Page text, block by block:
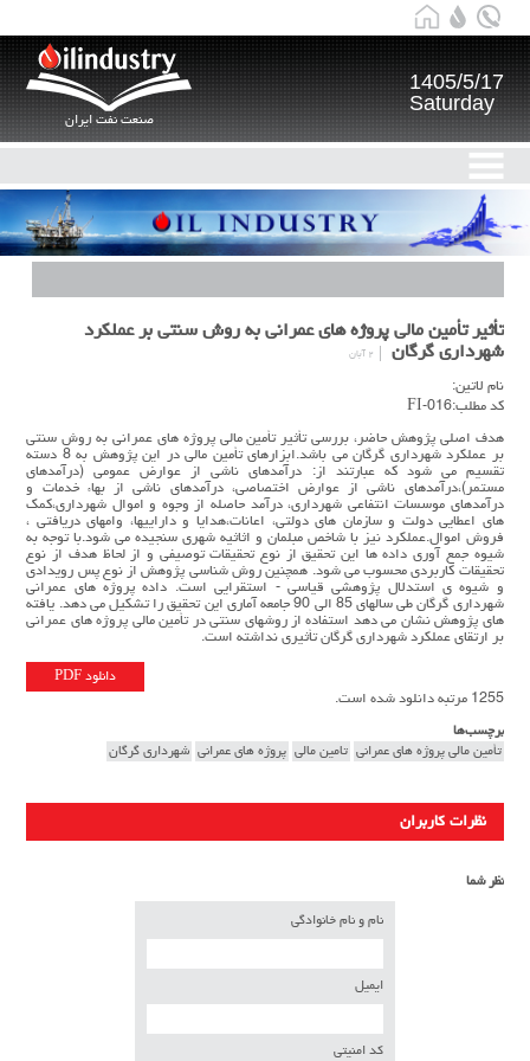
صنعت نفت ایران
1405/5/17
Saturday
تأثیر تأمین مالی پروژه هاي عمرانی به روش سنتی بر عملکرد
شهرداري گرگان
۲ آبان
نام لاتین:
کد مطلب:FI-016
هدف اصلی پژوهش حاضر، بررسی تأثیر تأمین مالی پروژه هاي عمرانی به روش سنتی
بر عملکرد شهرداري گرگان می باشد.ابزارهاي تأمین مالی در این پژوهش به 8 دسته
تقسیم می شود که عبارتند از: درآمدهاي ناشی از عوارض عمومی (درآمدهاي
مستمر)،درآمدهاي ناشی از عوارض اختصاصی، درآمدهاي ناشی از بهاء خدمات و
درآمدهاي موسسات انتفاعی شهرداري، درآمد حاصله از وجوه و اموال شهرداري،کمک
هاي اعطایی دولت و سازمان هاي دولتی، اعانات،هدایا و داراییها، وامهاي دریافتی ،
فروش اموال.عملکرد نیز با شاخص مبلمان و اثاثیه شهري سنجیده می شود.با توجه به
شیوه جمع آوري داده ها این تحقیق از نوع تحقیقات توصیفی و از لحاظ هدف از نوع
تحقیقات کاربردي محسوب می شود. همچنین روش شناسی پژوهش از نوع پس رویدادي
و شیوه ي استدلال پژوهشی قیاسی - استقرایی است. داده پروژه هاي عمرانی
شهرداري گرگان طی سالهاي 85 الی 90 جامعه آماري این تحقیق را تشکیل می دهد. یافته
هاي پژوهش نشان می دهد استفاده از روشهاي سنتی در تأمین مالی پروژه هاي عمرانی
بر ارتقاي عملکرد شهرداري گرگان تأثیري نداشته است.
دانلود PDF
1255 مرتبه دانلود شده است.
برچسب‌ها
تأمین مالی پروژه هاي عمرانی تامین مالی پروژه های عمرانی شهرداري گرگان
نظرات کاربران
نظر شما
نام و نام خانوادگی
ایمیل
کد امنیتی